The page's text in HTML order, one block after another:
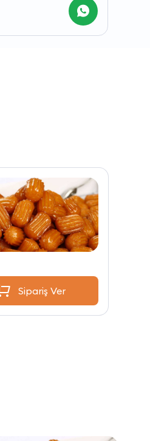
Sipariş Ver